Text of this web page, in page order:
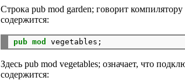
Строка pub mod garden; говорит
содержится:
pub mod
Здесь pub mod vegetables; означает, что
содержится: